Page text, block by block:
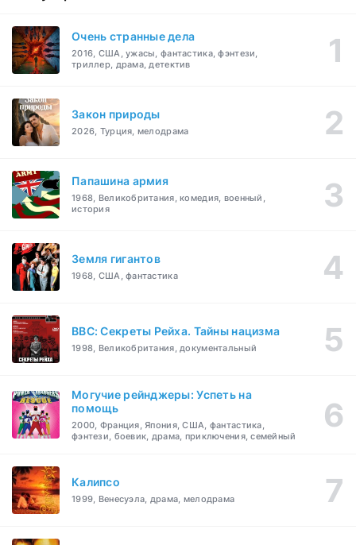
Очень странные дела
2016, США, ужасы, фантастика, фэнтези,
триллер, драма, детектив
Закон природы
2026, Турция, мелодрама
Папашина армия
1968, Великобритания, комедия, военный,
история
Земля гигантов
1968, США, фантастика
BBC: Секреты Рейха. Тайны нацизма
1998, Великобритания, документальный
Могучие рейнджеры: Успеть на
помощь
2000, Франция, Япония, США, фантастика,
фэнтези, боевик, драма, приключения, семейный
Калипсо
1999, Венесуэла, драма, мелодрама